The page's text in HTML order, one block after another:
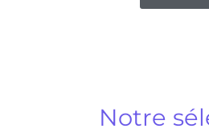
Notre